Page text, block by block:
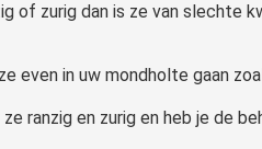
of zurig dan is ze van slechte
even in uw mondholte gaan
ranzig en zurig en heb je de